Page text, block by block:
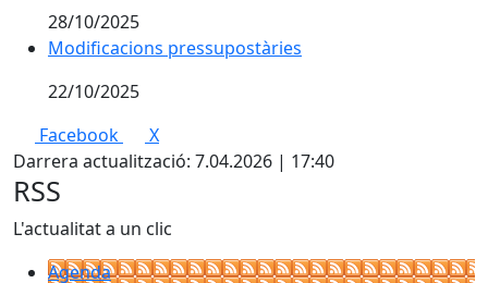
28/10/2025
Modificacions pressupostàries
22/10/2025
Facebook
X
Darrera actualització: 7.04.2026 | 17:40
RSS
L'actualitat a un clic
Agenda